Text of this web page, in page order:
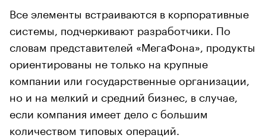
Все элементы встраиваются в корпоративные
системы, подчеркивают разработчики. По
словам представителей «МегаФона», продукты
ориентированы не только на крупные
компании или государственные организации,
но и на мелкий и средний бизнес, в случае,
если компания имеет дело с большим
количеством типовых операций.